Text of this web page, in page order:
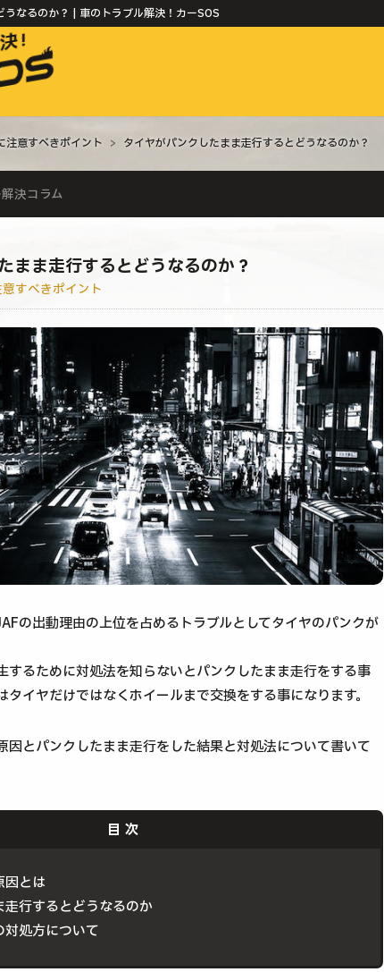
なるのか？ | 車のトラブル解決！カーSOS
注意すべきポイント > タイヤがパンクしたまま走行するとどうなるのか？
決コラム
まま走行するとどうなるのか？
すべきポイント
の出動理由の上位を占めるトラブルとしてタイヤのパンクが
するために対処法を知らないとパンクしたまま走行をする事
タイヤだけではなくホイールまで交換をする事になります。
因とパンクしたまま走行をした結果と対処法について書いて
因とは
走行するとどうなるのか
処方について